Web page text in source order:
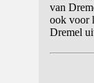
van
ook voor
Dremel